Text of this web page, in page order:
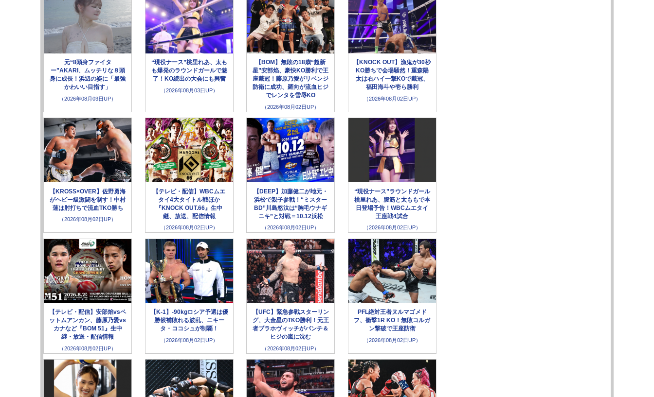
元“8頭身ファイタ
ー”AKARI、ムッチリな８頭
身に成長！浜辺の姿に「最強
かわいい目指す」
（2026年08月03日UP）
“現役ナース”桃里れあ、太も
も爆発のラウンドガールで魅
了！KO続出の大会にも興奮
（2026年08月03日UP）
【BOM】無敗の18歳“超新
星”安部焰、豪快KO勝利で王
座戴冠！藤原乃愛がリベンジ
防衛に成功、羅向が流血ヒジ
でレンタを雪辱KO
（2026年08月02日UP）
【KNOCK OUT】漁鬼が30秒
KO勝ちで会場騒然！重森陽
太は右ハイ一撃KOで戴冠、
福田海斗や壱ら勝利
（2026年08月02日UP）
【KROSS×OVER】佐野勇海
がヘビー級激闘を制す！中村
蓮は肘打ちで流血TKO勝ち
（2026年08月02日UP）
【テレビ・配信】WBCムエ
タイ4大タイトル戦ほか
『KNOCK OUT.66』生中
継、放送、配信情報
（2026年08月02日UP）
【DEEP】加藤健二が地元・
浜松で親子参戦！“ミスター
BD”川島悠汰は“胸毛ウナギ
ニキ”と対戦＝10.12浜松
（2026年08月02日UP）
“現役ナース”ラウンドガール
桃里れあ、腹筋と太ももで本
日登場予告！WBCムエタイ
王座戦4試合
（2026年08月02日UP）
【テレビ・配信】安部焰vsペ
ットムアンカン、藤原乃愛vs
カナなど『BOM 51』生中
継・放送・配信情報
（2026年08月02日UP）
【K-1】-90kgロシア予選は優
勝候補敗れる波乱、ニキー
タ・ココシュが制覇！
（2026年08月02日UP）
【UFC】緊急参戦スターリン
グ、大金星のTKO勝利！元王
者ブラホヴィッチがパンチ＆
ヒジの嵐に沈む
（2026年08月02日UP）
PFL絶対王者ヌルマゴメド
フ、衝撃1R KO！無敗コルガ
ン撃破で王座防衛
（2026年08月02日UP）